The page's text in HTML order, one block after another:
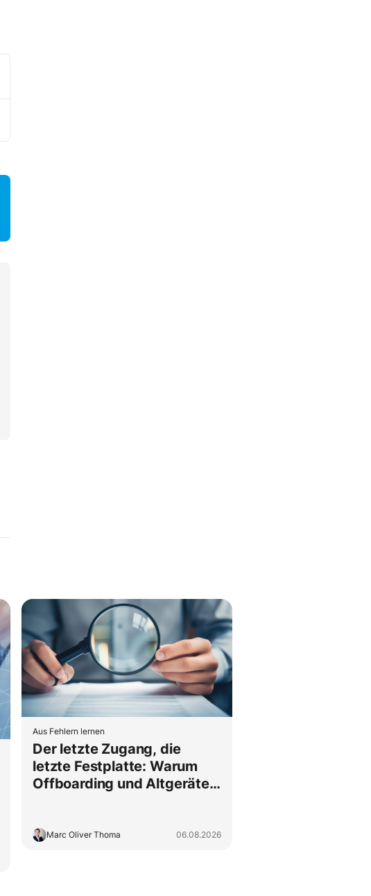
Aus Fehlern lernen
Der letzte Zugang, die
letzte Festplatte: Warum
Offboarding und Altgeräte-
Marc Oliver Thoma 06.08.2026